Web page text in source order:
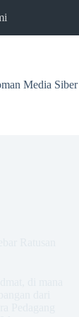
Media Siber